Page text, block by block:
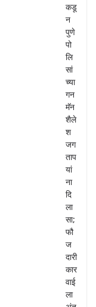
कडू
न
पुणे
पो
लि
सां
च्या
गन
मॅन
शैले
श
जग
ताप
यां
ना
दि
ला
सा;
फौ
ज
दारी
कार
वाई
ला